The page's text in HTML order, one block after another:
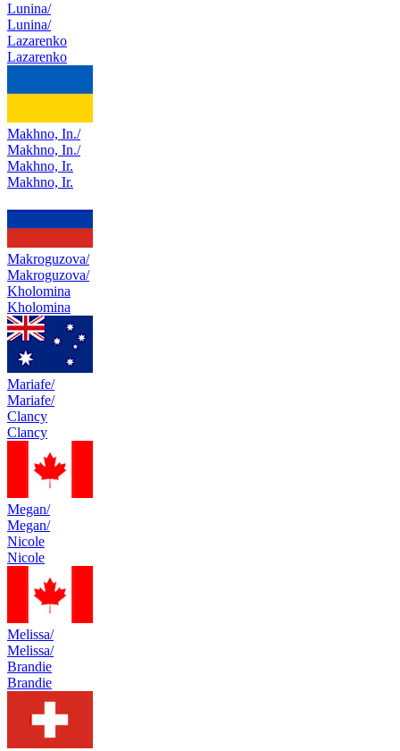
Lunina/
Lunina/
Lazarenko
Lazarenko
Makhno, In./
Makhno, In./
Makhno, Ir.
Makhno, Ir.
Makroguzova/
Makroguzova/
Kholomina
Kholomina
Mariafe/
Mariafe/
Clancy
Clancy
Megan/
Megan/
Nicole
Nicole
Melissa/
Melissa/
Brandie
Brandie